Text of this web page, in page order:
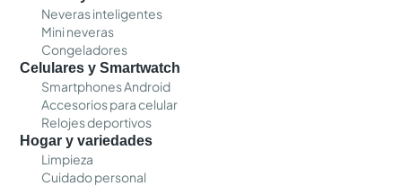
Neveras inteligentes
Mini neveras
Congeladores
Celulares y Smartwatch
Smartphones Android
Accesorios para celular
Relojes deportivos
Hogar y variedades
Limpieza
Cuidado personal